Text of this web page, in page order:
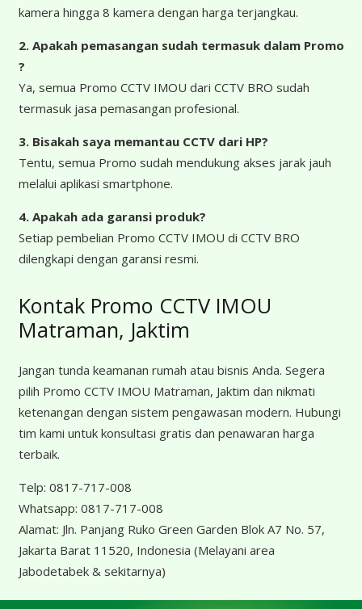
kamera hingga 8 kamera dengan harga terjangkau.
2. Apakah pemasangan sudah termasuk dalam Promo
?
Ya, semua Promo CCTV IMOU dari CCTV BRO sudah
termasuk jasa pemasangan profesional.
3. Bisakah saya memantau CCTV dari HP?
Tentu, semua Promo sudah mendukung akses jarak jauh
melalui aplikasi smartphone.
4. Apakah ada garansi produk?
Setiap pembelian Promo CCTV IMOU di CCTV BRO
dilengkapi dengan garansi resmi.
Kontak Promo CCTV IMOU
Matraman, Jaktim
Jangan tunda keamanan rumah atau bisnis Anda. Segera
pilih Promo CCTV IMOU Matraman, Jaktim dan nikmati
ketenangan dengan sistem pengawasan modern. Hubungi
tim kami untuk konsultasi gratis dan penawaran harga
terbaik.
Telp: 0817-717-008
Whatsapp: 0817-717-008
Alamat: Jln. Panjang Ruko Green Garden Blok A7 No. 57,
Jakarta Barat 11520, Indonesia (Melayani area
Jabodetabek & sekitarnya)